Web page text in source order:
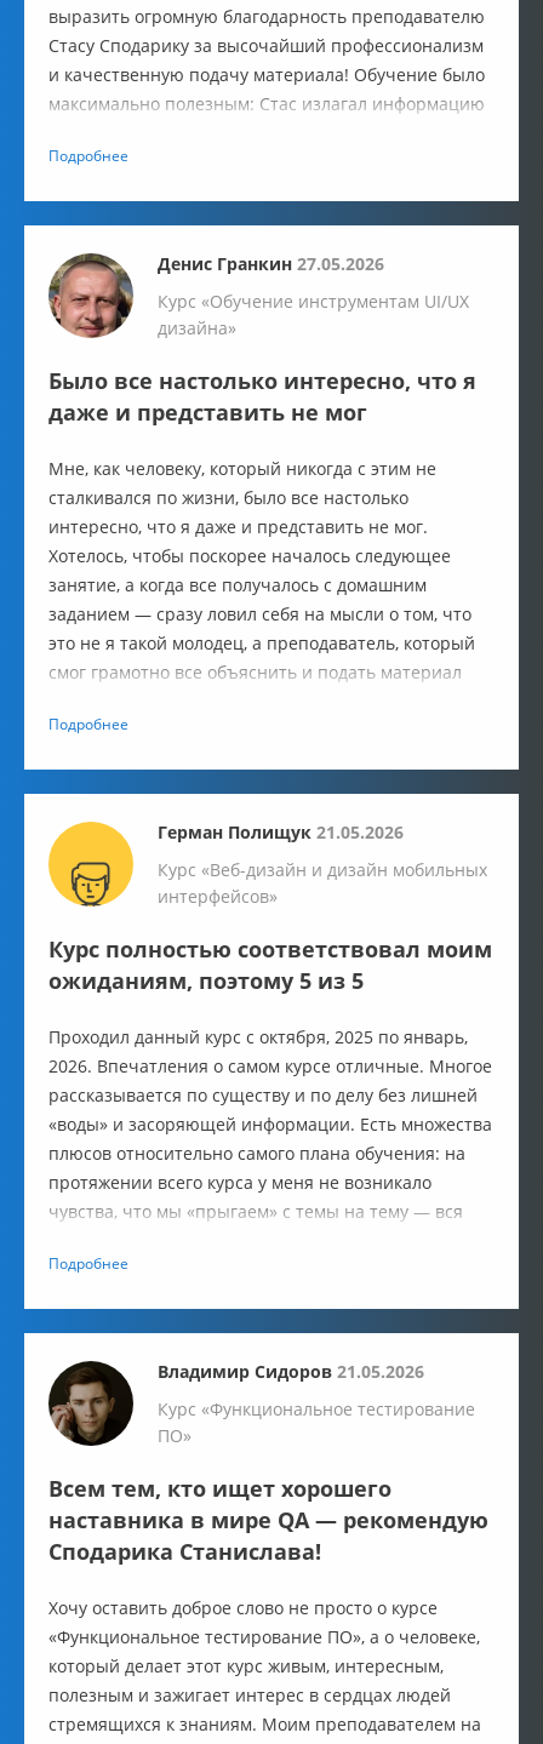
выразить огромную благодарность преподавателю
Стасу Сподарику за высочайший профессионализм
и качественную подачу материала! Обучение было
максимально полезным: Стас излагал информацию
объяснял даже самые сложные темы.
Подробнее
Денис Гранкин 27.05.2026
Курс «Обучение инструментам UI/UX
дизайна»
Было все настолько интересно, что я
даже и представить не мог
Мне, как человеку, который никогда с этим не
сталкивался по жизни, было все настолько
интересно, что я даже и представить не мог.
Хотелось, чтобы поскорее началось следующее
занятие, а когда все получалось с домашним
заданием — сразу ловил себя на мысли о том, что
это не я такой молодец, а преподаватель, который
смог грамотно все объяснить и подать материал
грязь.
Подробнее
Герман Полищук 21.05.2026
Курс «Веб-дизайн и дизайн мобильных
интерфейсов»
Курс полностью соответствовал моим
ожиданиям, поэтому 5 из 5
Проходил данный курс с октября, 2025 по январь,
2026. Впечатления о самом курсе отличные. Многое
рассказывается по существу и по делу без лишней
«воды» и засоряющей информации. Есть множества
плюсов относительно самого плана обучения: на
протяжении всего курса у меня не возникало
чувства, что мы «прыгаем» с темы на тему — вся
течение всего учебного процесса была умеренной.
Подробнее
Владимир Сидоров 21.05.2026
Курс «Функциональное тестирование
ПО»
Всем тем, кто ищет хорошего
наставника в мире QA — рекомендую
Сподарика Станислава!
Хочу оставить доброе слово не просто о курсе
«Функциональное тестирование ПО», а о человеке,
который делает этот курс живым, интересным,
полезным и зажигает интерес в сердцах людей
стремящихся к знаниям. Моим преподавателем на